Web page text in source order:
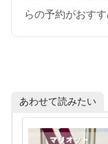
らの予約がおすす
あわせて読みたい